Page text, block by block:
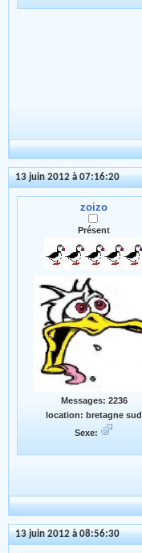
13 juin 2012 à 07:16:20
zoizo
Présent
Messages: 2236
location: bretagne sud
Sexe:
13 juin 2012 à 08:56:30